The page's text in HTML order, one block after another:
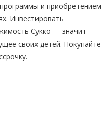
и приобретением
Инвестировать
Сукко — значит
своих детей. Покупайте